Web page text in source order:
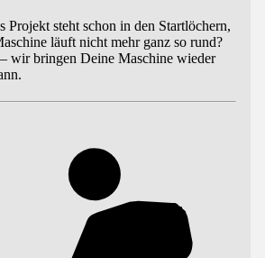
Projekt steht schon in den Startlöchern,
läuft nicht mehr ganz so rund?
wir bringen Deine Maschine wieder